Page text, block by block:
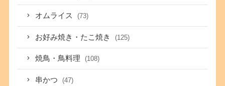
オムライス (73)
お好み焼き・たこ焼き (125)
焼鳥・鳥料理 (108)
串かつ (47)